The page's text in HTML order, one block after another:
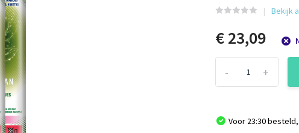
Bekijk
€ 23,09
+
-
Voor 23:30